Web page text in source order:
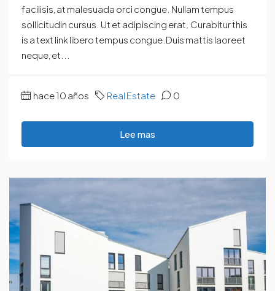
facilisis, at malesuada orci congue. Nullam tempus
sollicitudin cursus. Ut et adipiscing erat. Curabitur this
is a text link libero tempus congue.Duis mattis laoreet
neque, et...
hace 10 años Real Estate 0
Lee mas